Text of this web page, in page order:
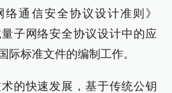
通信安全协议设计准则》
量子网络安全协议设计中的应
际标准文件的编制工作。
的快速发展，基于传统公钥